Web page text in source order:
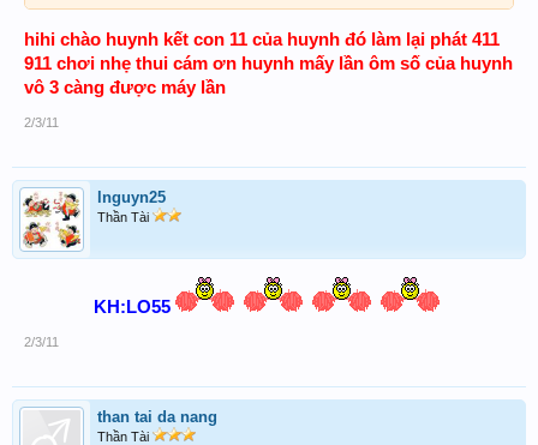
hihi chào huynh kết con 11 của huynh đó làm lại phát 411
911 chơi nhẹ thui cám ơn huynh mấy lần ôm số của huynh
vô 3 càng được máy lần
2/3/11
lnguyn25
Thần Tài
KH:LO55
2/3/11
than tai da nang
Thần Tài